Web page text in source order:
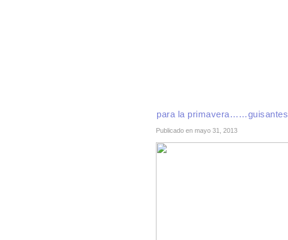
para la primavera……guisantes
Publicado en mayo 31, 2013